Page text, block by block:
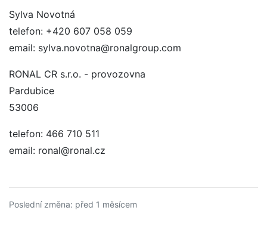
Sylva Novotná
telefon: +420 607 058 059
email: sylva.novotna@ronalgroup.com
RONAL CR s.r.o. - provozovna
Pardubice
53006
telefon: 466 710 511
email: ronal@ronal.cz
Poslední změna: před 1 měsícem